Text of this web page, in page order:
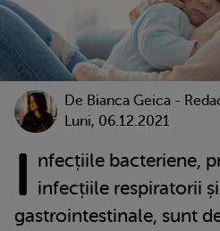
De Bianca Geica -
Luni, 06.12.2021
I nfecțiile bacteriene,
infecțiile respiratorii
gastrointestinale, sunt